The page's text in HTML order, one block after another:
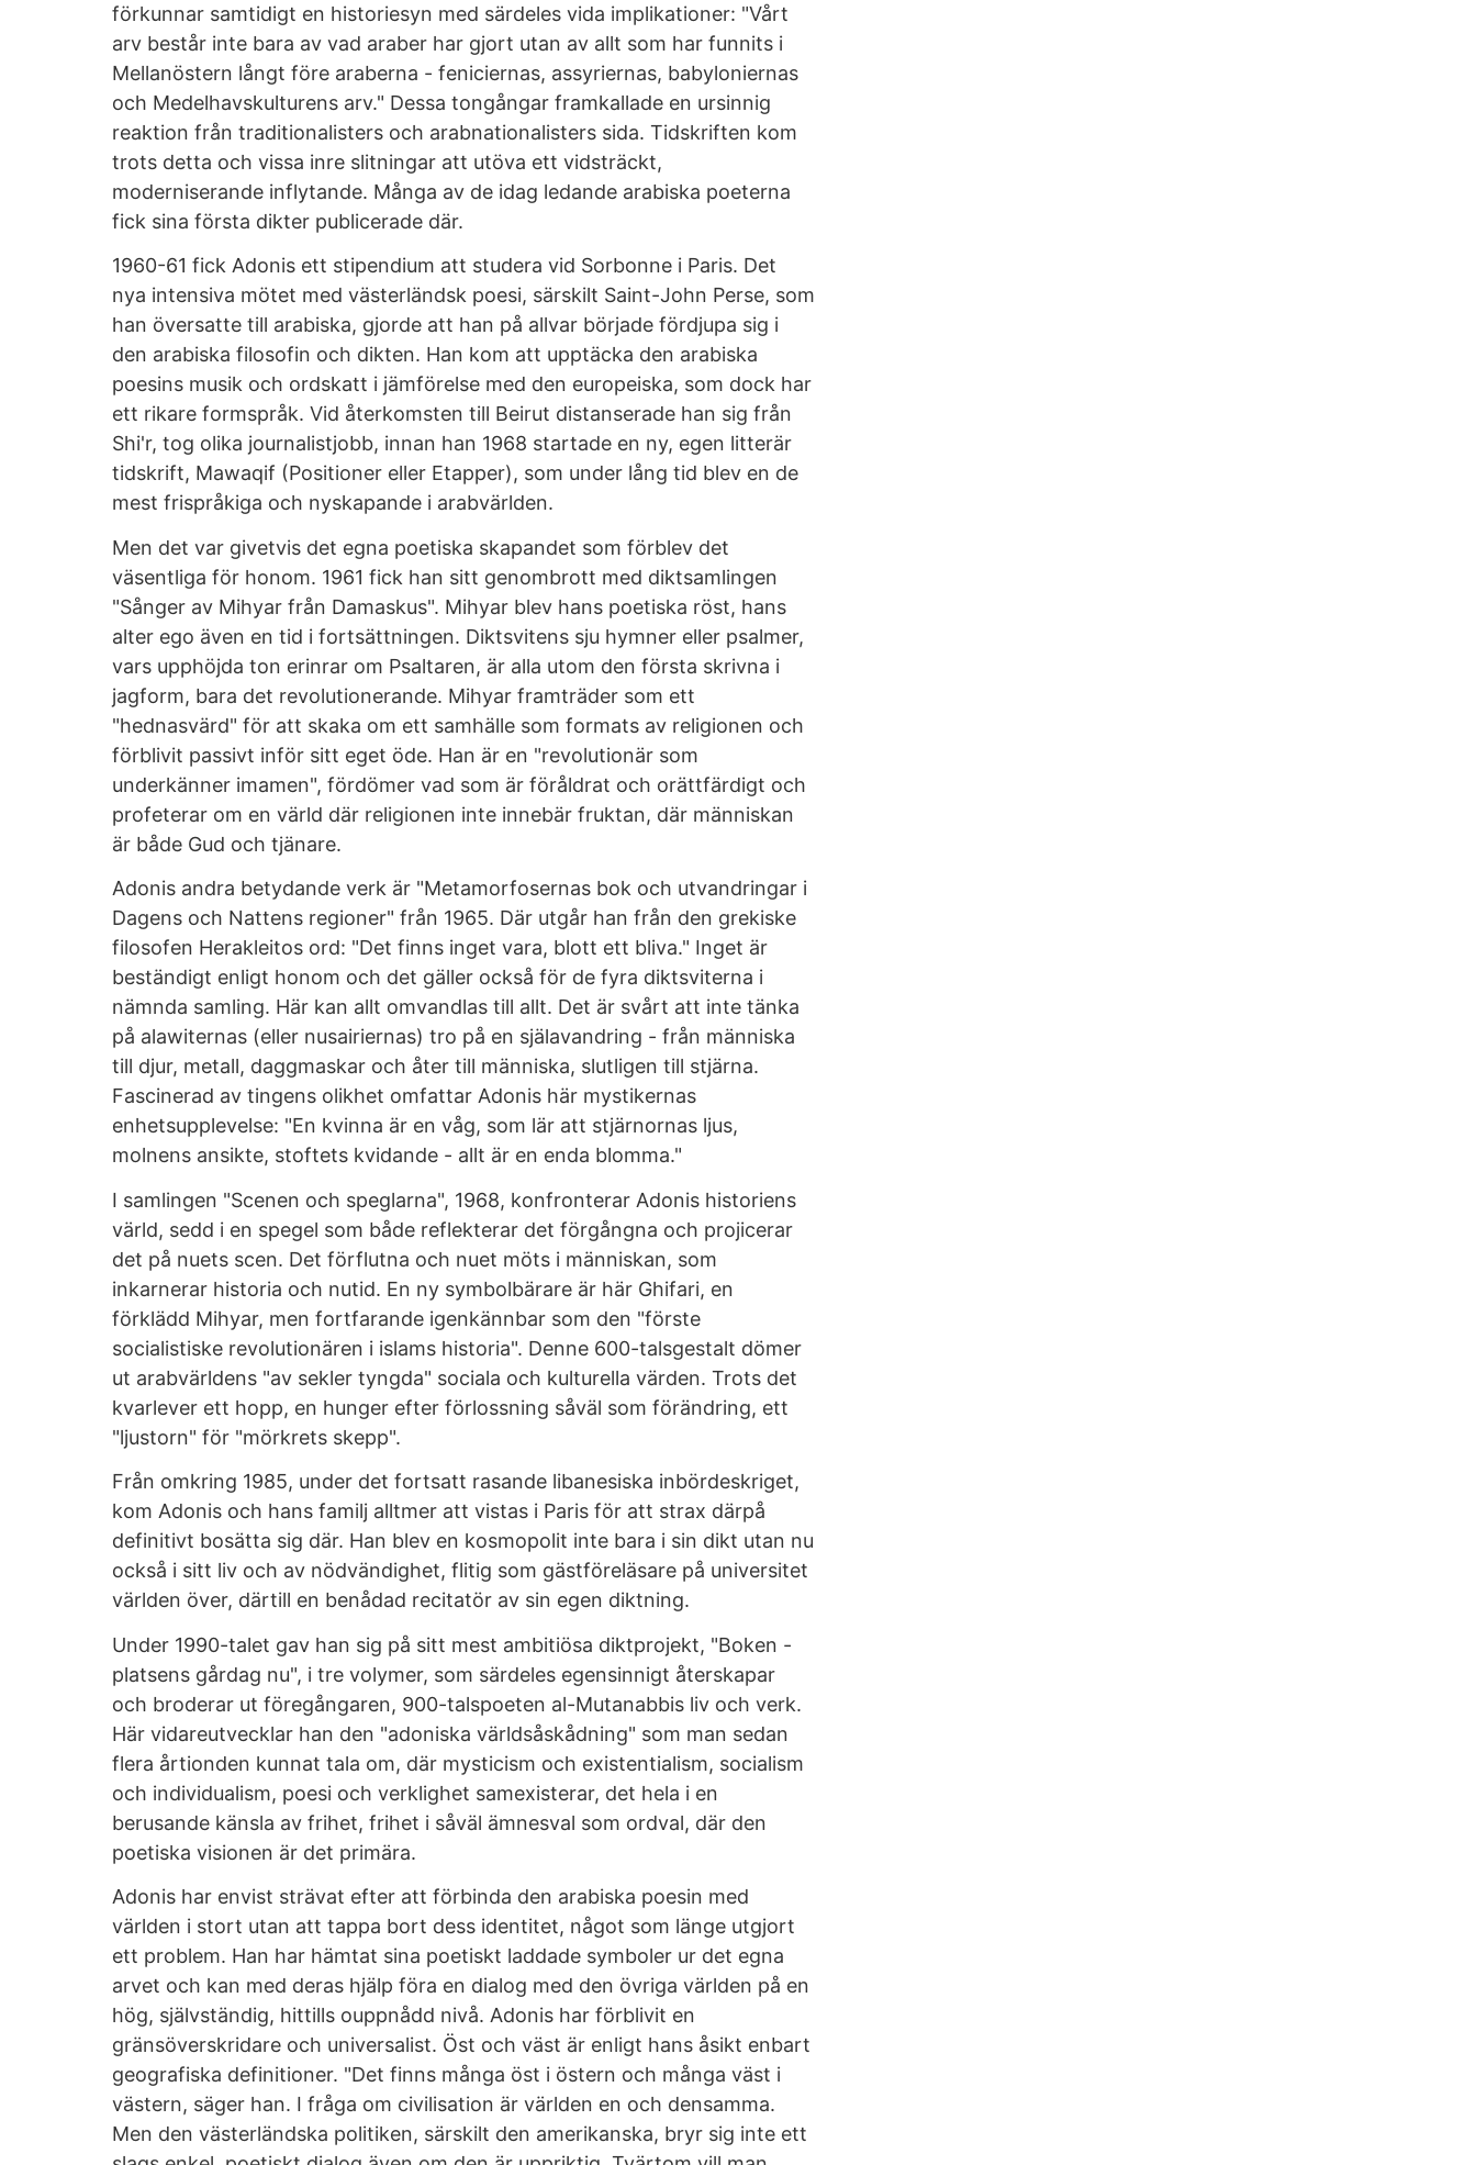
förkunnar samtidigt en historiesyn med särdeles vida implikationer: "Vårt
arv består inte bara av vad araber har gjort utan av allt som har funnits i
Mellanöstern långt före araberna - feniciernas, assyriernas, babyloniernas
och Medelhavskulturens arv." Dessa tongångar framkallade en ursinnig
reaktion från traditionalisters och arabnationalisters sida. Tidskriften kom
trots detta och vissa inre slitningar att utöva ett vidsträckt,
moderniserande inflytande. Många av de idag ledande arabiska poeterna
fick sina första dikter publicerade där.
1960-61 fick Adonis ett stipendium att studera vid Sorbonne i Paris. Det
nya intensiva mötet med västerländsk poesi, särskilt Saint-John Perse, som
han översatte till arabiska, gjorde att han på allvar började fördjupa sig i
den arabiska filosofin och dikten. Han kom att upptäcka den arabiska
poesins musik och ordskatt i jämförelse med den europeiska, som dock har
ett rikare formspråk. Vid återkomsten till Beirut distanserade han sig från
Shi'r, tog olika journalistjobb, innan han 1968 startade en ny, egen litterär
tidskrift, Mawaqif (Positioner eller Etapper), som under lång tid blev en de
mest frispråkiga och nyskapande i arabvärlden.
Men det var givetvis det egna poetiska skapandet som förblev det
väsentliga för honom. 1961 fick han sitt genombrott med diktsamlingen
"Sånger av Mihyar från Damaskus". Mihyar blev hans poetiska röst, hans
alter ego även en tid i fortsättningen. Diktsvitens sju hymner eller psalmer,
vars upphöjda ton erinrar om Psaltaren, är alla utom den första skrivna i
jagform, bara det revolutionerande. Mihyar framträder som ett
"hednasvärd" för att skaka om ett samhälle som formats av religionen och
förblivit passivt inför sitt eget öde. Han är en "revolutionär som
underkänner imamen", fördömer vad som är föråldrat och orättfärdigt och
profeterar om en värld där religionen inte innebär fruktan, där människan
är både Gud och tjänare.
Adonis andra betydande verk är "Metamorfosernas bok och utvandringar i
Dagens och Nattens regioner" från 1965. Där utgår han från den grekiske
filosofen Herakleitos ord: "Det finns inget vara, blott ett bliva." Inget är
beständigt enligt honom och det gäller också för de fyra diktsviterna i
nämnda samling. Här kan allt omvandlas till allt. Det är svårt att inte tänka
på alawiternas (eller nusairiernas) tro på en själavandring - från människa
till djur, metall, daggmaskar och åter till människa, slutligen till stjärna.
Fascinerad av tingens olikhet omfattar Adonis här mystikernas
enhetsupplevelse: "En kvinna är en våg, som lär att stjärnornas ljus,
molnens ansikte, stoftets kvidande - allt är en enda blomma."
I samlingen "Scenen och speglarna", 1968, konfronterar Adonis historiens
värld, sedd i en spegel som både reflekterar det förgångna och projicerar
det på nuets scen. Det förflutna och nuet möts i människan, som
inkarnerar historia och nutid. En ny symbolbärare är här Ghifari, en
förklädd Mihyar, men fortfarande igenkännbar som den "förste
socialistiske revolutionären i islams historia". Denne 600-talsgestalt dömer
ut arabvärldens "av sekler tyngda" sociala och kulturella värden. Trots det
kvarlever ett hopp, en hunger efter förlossning såväl som förändring, ett
"ljustorn" för "mörkrets skepp".
Från omkring 1985, under det fortsatt rasande libanesiska inbördeskriget,
kom Adonis och hans familj alltmer att vistas i Paris för att strax därpå
definitivt bosätta sig där. Han blev en kosmopolit inte bara i sin dikt utan nu
också i sitt liv och av nödvändighet, flitig som gästföreläsare på universitet
världen över, därtill en benådad recitatör av sin egen diktning.
Under 1990-talet gav han sig på sitt mest ambitiösa diktprojekt, "Boken -
platsens gårdag nu", i tre volymer, som särdeles egensinnigt återskapar
och broderar ut föregångaren, 900-talspoeten al-Mutanabbis liv och verk.
Här vidareutvecklar han den "adoniska världsåskådning" som man sedan
flera årtionden kunnat tala om, där mysticism och existentialism, socialism
och individualism, poesi och verklighet samexisterar, det hela i en
berusande känsla av frihet, frihet i såväl ämnesval som ordval, där den
poetiska visionen är det primära.
Adonis har envist strävat efter att förbinda den arabiska poesin med
världen i stort utan att tappa bort dess identitet, något som länge utgjort
ett problem. Han har hämtat sina poetiskt laddade symboler ur det egna
arvet och kan med deras hjälp föra en dialog med den övriga världen på en
hög, självständig, hittills ouppnådd nivå. Adonis har förblivit en
gränsöverskridare och universalist. Öst och väst är enligt hans åsikt enbart
geografiska definitioner. "Det finns många öst i östern och många väst i
västern, säger han. I fråga om civilisation är världen en och densamma.
Men den västerländska politiken, särskilt den amerikanska, bryr sig inte ett